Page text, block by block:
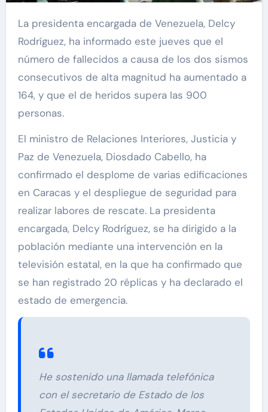
La presidenta encargada de Venezuela, Delcy
Rodríguez, ha informado este jueves que el
número de fallecidos a causa de los dos sismos
consecutivos de alta magnitud ha aumentado a
164, y que el de heridos supera las 900
personas.
El ministro de Relaciones Interiores, Justicia y
Paz de Venezuela, Diosdado Cabello, ha
confirmado el desplome de varias edificaciones
en Caracas y el despliegue de seguridad para
realizar labores de rescate. La presidenta
encargada, Delcy Rodríguez, se ha dirigido a la
población mediante una intervención en la
televisión estatal, en la que ha confirmado que
se han registrado 20 réplicas y ha declarado el
estado de emergencia.
He sostenido una llamada telefónica
con el secretario de Estado de los